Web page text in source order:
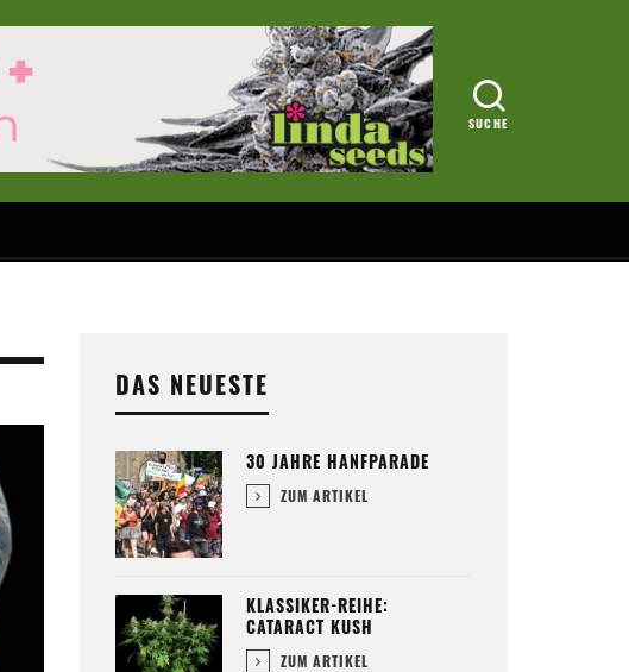
DAS NEUESTE
30 JAHRE HANFPARADE
ZUM ARTIKEL
KLASSIKER-REIHE:
CATARACT KUSH
ZUM ARTIKEL